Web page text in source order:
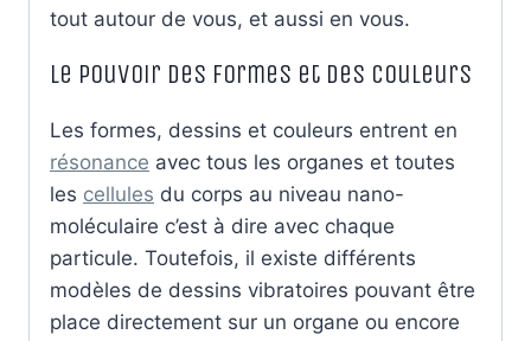
tout autour de vous, et aussi en vous.
Le pouvoir des formes et des couleurs
Les formes, dessins et couleurs entrent en
résonance avec tous les organes et toutes
les cellules du corps au niveau nano-
moléculaire c’est à dire avec chaque
particule. Toutefois, il existe différents
modèles de dessins vibratoires pouvant être
place directement sur un organe ou encore